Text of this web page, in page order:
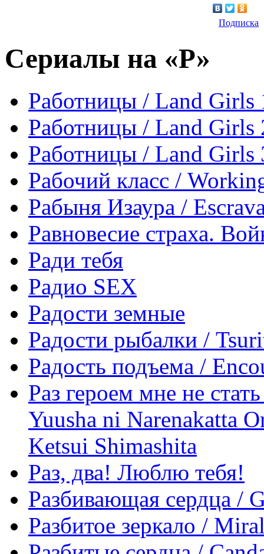
Подписка
Сериалы на «Р»
Работницы / Land Girls
Работницы / Land Girls
Работницы / Land Girls
Рабочий класс /
Рабыня Изаура /
Равновесие страха.
Ради тебя
Радио SEX
Радости земные
Радости рыбалки /
Радость подъема /
Раз героем мне не
Yuusha ni Narenakatta
Ketsui Shimashita
Раз, два! Люблю тебя!
Разбивающая сердца /
Разбитое зеркало /